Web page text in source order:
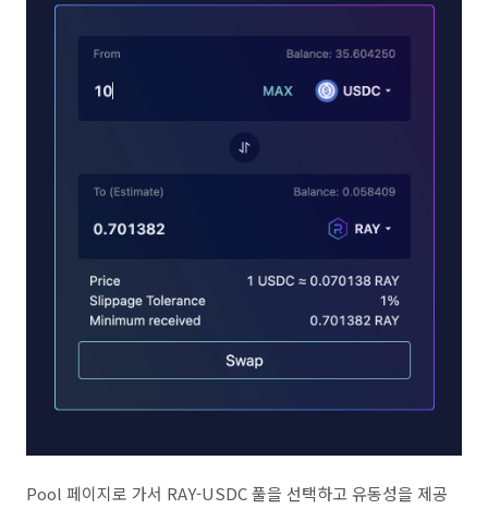
Pool 페이지로 가서 RAY-USDC 풀을 선택하고 유동성을 제공